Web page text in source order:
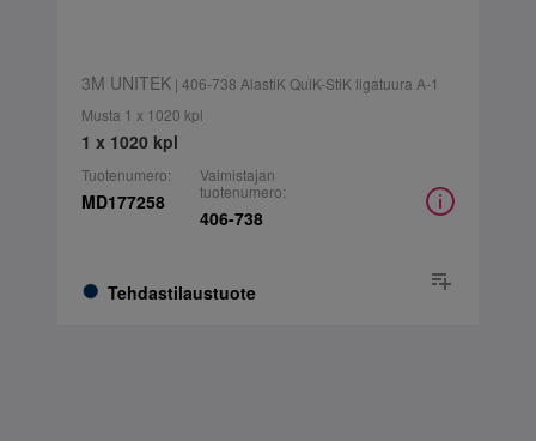
3M UNITEK| 406-738 AlastiK QuiK-StiK ligatuura A-1
Musta 1 x 1020 kpl
1 x 1020 kpl
Tuotenumero:
MD177258
Tehdastilaustuote
Valmistajan
tuotenumero:
406-738